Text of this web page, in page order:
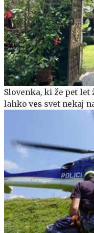
Slovenka, ki že pet
lahko ves svet nekaj